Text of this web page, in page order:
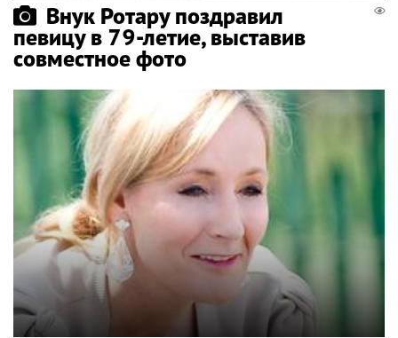
Внук Ротару поздравил
певицу в 79-летие, выставив
совместное фото